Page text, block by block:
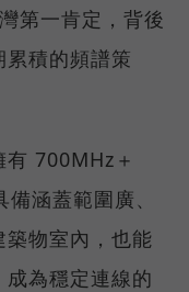
第一肯定，背後
積的頻譜策
700MHz＋
涵蓋範圍廣、
物室內，也能
為穩定連線的